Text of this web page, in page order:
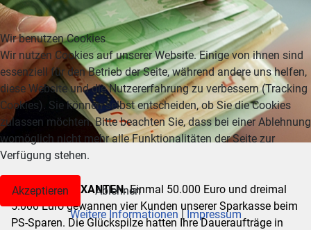
RHEINBERG / XANTEN.Einmal 50.000 Euro und dreimal
5.000 Euro gewannen vier Kunden unserer Sparkasse beim
PS-Sparen. Die Glückspilze hatten Ihre Daueraufträge in
Wir benutzen Cookies
Wir nutzen Cookies auf unserer Website. Einige von ihnen sind
essenziell für den Betrieb der Seite, während andere uns helfen,
diese Website und die Nutzererfahrung zu verbessern (Tracking
Cookies). Sie können selbst entscheiden, ob Sie die Cookies
zulassen möchten. Bitte beachten Sie, dass bei einer Ablehnung
womöglich nicht mehr alle Funktionalitäten der Seite zur
Verfügung stehen.
Akzeptieren
Ablehnen
Weitere Informationen |Impressum